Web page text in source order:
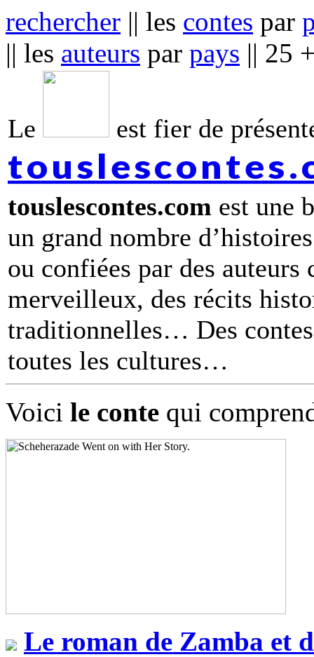
rechercher || les contes par
|| les auteurs par pays || 25
Le est fier de
touslescontes.com est une
un grand nombre
ou confiées par des
merveilleux, des récits
traditionnelles… Des
toutes les cultures
Voici le conte qui
Le roman de Zamba et